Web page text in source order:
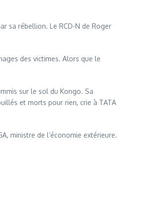
sa rébellion. Le RCD-N de Roger
des victimes. Alors que le
sur le sol du Kongo. Sa
et morts pour rien, crie à TATA
ministre de l’économie extérieure.